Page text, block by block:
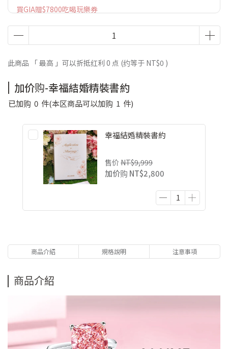
買GIA贈$7800吃喝玩樂券
此商品 「 最高 」可以折抵红利 0 点 (约等于 NT$0 )
加价购-幸福結婚精裝書約
已加购 0 件(本区商品可以加购 1 件)
幸福結婚精裝書約
售价 NT$9,999
加价购 NT$2,800
商品介紹 規格說明 注意事項
商品介紹